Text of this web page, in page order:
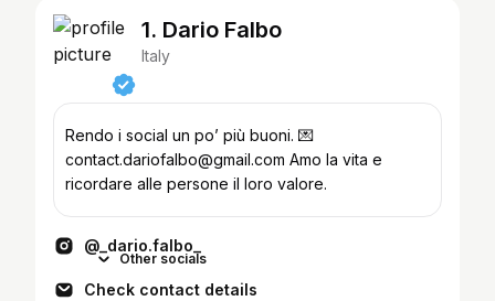
1. Dario Falbo
Italy
Rendo i social un po’ più buoni. 💌
contact.dariofalbo@gmail.com Amo la vita e
ricordare alle persone il loro valore.
@_dario.falbo_
Other socials
Check contact details